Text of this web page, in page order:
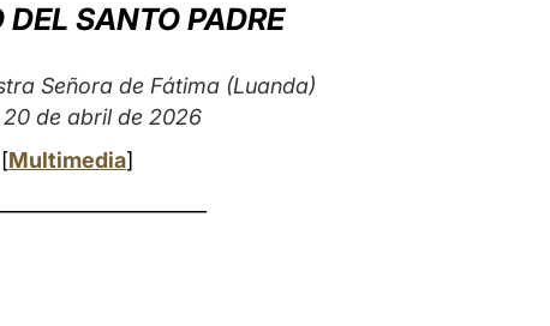
DEL SANTO PADRE
Señora de Fátima (Luanda)
20 de abril de 2026
[Multimedia]